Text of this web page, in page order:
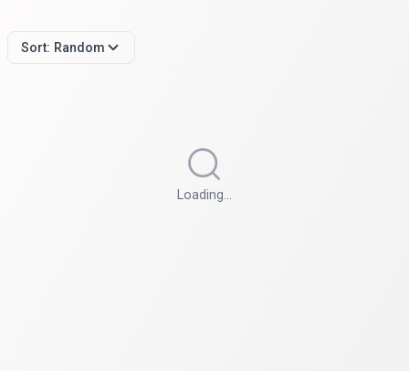
Sort: Random
Loading…